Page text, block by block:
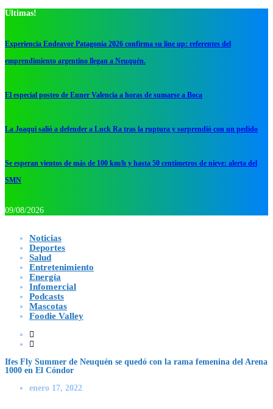
Ultimas!
Experiencia Endeavor Patagonia 2026 confirma su line up: referentes del
emprendimiento argentino llegan a Neuquén.
El especial posteo de Enner Valencia a horas de sumarse a Boca
La Joaqui salió a defender a Luck Ra tras la ruptura y sorprendió con un pedido
Se esperan vientos de más de 100 km/h y hasta 50 centímetros de nieve: alerta del
SMN
09/08/2026
Noticias
Deportes
Salud
Entretenimiento
Energía
Infomercial
Podcasts
Mascotas
Foodie Valley
Ifes Fly Summer de Neuquén se quedó con la rama femenina del Arena
1000 en El Cóndor
enero 17, 2022